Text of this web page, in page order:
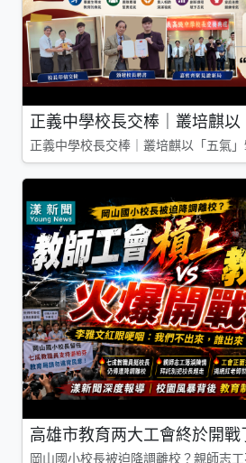
正義中學校長交棒｜叢培麒以
正義中學校長交棒｜叢培麒以「五氣
高雄市教育两大工會終於開
岡山國小校長被迫降調離校？親師志